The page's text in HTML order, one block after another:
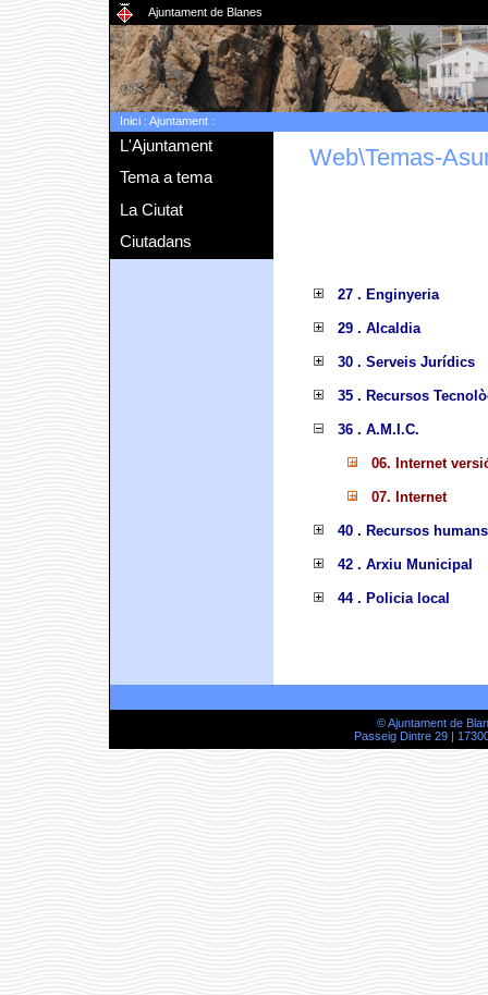
Ajuntament de Blanes
Inici: Ajuntament:
L'Ajuntament
Tema a tema
La Ciutat
Ciutadans
Web\Temas-
27 . Enginyeria
29 . Alcaldia
30 . Serveis Jurídics
35 . Recursos
36 . A.M.I.C.
06. Internet
07. Internet
40 . Recursos humans
42 . Arxiu Municipal
44 . Policia local
© Ajuntament de
Passeig Dintre 29 |